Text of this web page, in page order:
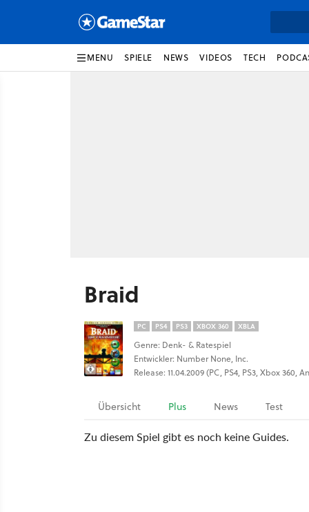
MENU SPIELE NEWS VIDEOS TECH
Braid
PC PS4 PS3 XBOX 360 XBLA
Genre: Denk- & Ratespiel
Entwickler: Number None, Inc.
Release: 11.04.2009 (PC, PS4, PS3, Xbox 360,
Übersicht Plus News Test
Zu diesem Spiel gibt es noch keine Guides.